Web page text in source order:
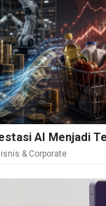
AI Menjadi
& Corporate